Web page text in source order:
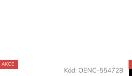
AKCE
Kód: OENC-554728